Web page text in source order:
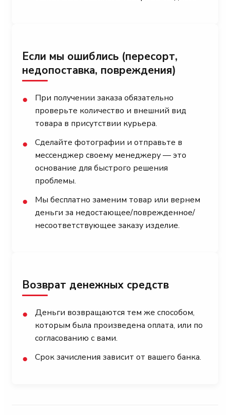
Если мы ошиблись (пересорт,
недопоставка, повреждения)
●
При получении заказа обязательно
проверьте количество и внешний вид
товара в присутствии курьера.
●
Сделайте фотографии и отправьте в
мессенджер своему менеджеру — это
основание для быстрого решения
проблемы.
●
Мы бесплатно заменим товар или вернем
деньги за недостающее/поврежденное/
несоответствующее заказу изделие.
Возврат денежных средств
●
Деньги возвращаются тем же способом,
которым была произведена оплата, или по
согласованию с вами.
● Срок зачисления зависит от вашего банка.